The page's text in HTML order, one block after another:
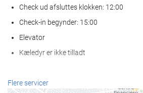
Check ud afsluttes klokken: 12:00
Check-in begynder: 15:00
Elevator
Kæledyr er ikke tilladt
Wellness
Flere servicer